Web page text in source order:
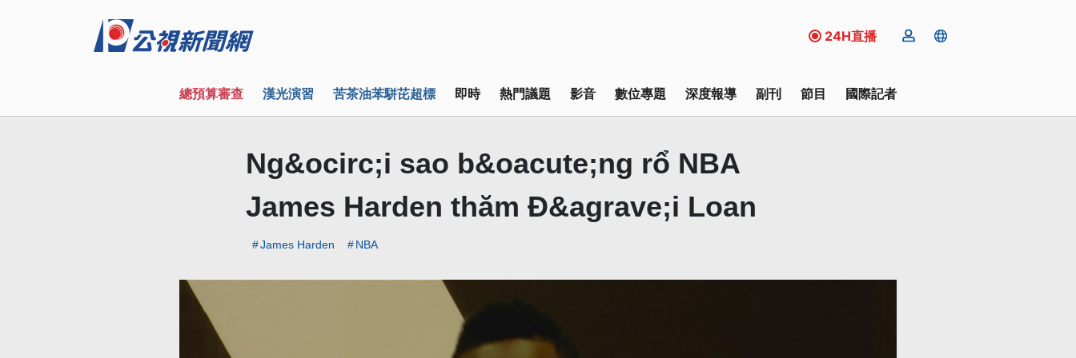
24H直播
總預算審查 漢光演習 苦茶油苯駢芘超標 即時 熱門議題 影音 數位專題 深度報導 副刊 節目 國際記者
Ng&ocirc;i sao b&oacute;ng rổ NBA
James Harden thăm Đ&agrave;i Loan
James Harden NBA